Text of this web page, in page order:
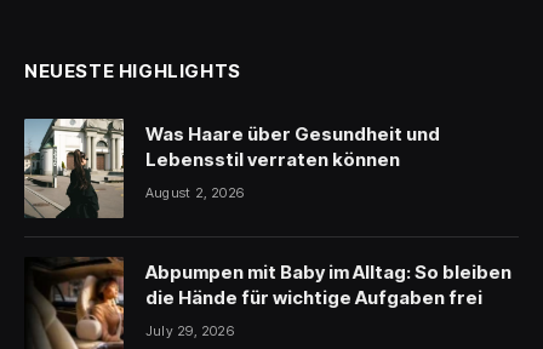
NEUESTE HIGHLIGHTS
Was Haare über Gesundheit und
Lebensstil verraten können
August 2, 2026
Abpumpen mit Baby im Alltag: So bleiben
die Hände für wichtige Aufgaben frei
July 29, 2026